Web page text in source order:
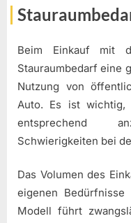
Beim Einkauf mit
Stauraumbedarf eine
Nutzung von
Auto. Es ist wichtig,
entsprechend
Schwierigkeiten bei
Das Volumen des
eigenen
Modell führt